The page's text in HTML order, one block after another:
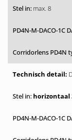
max. 8
horizontaal